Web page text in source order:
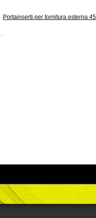
Portainserti per tornitura esterna